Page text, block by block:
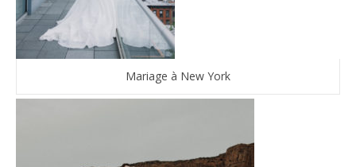
Mariage à New York